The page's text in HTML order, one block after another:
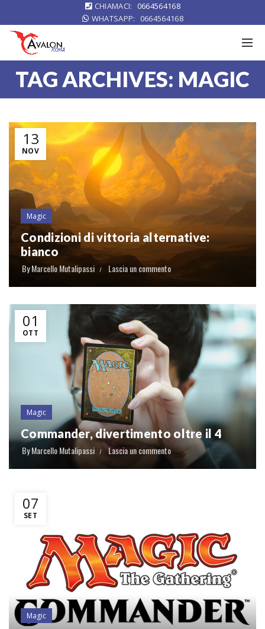
CHIAMACI:
0664564168
WHATSAPP:
0664564168
TAG ARCHIVES: MAGIC
13
NOV
Magic
Condizioni di vittoria alternative:
bianco
ByMarcello Mutalipassi Lascia un commento
01
OTT
Magic
Commander, divertimento oltre il 4
ByMarcello Mutalipassi Lascia un commento
07
SET
Magic